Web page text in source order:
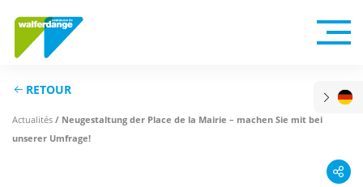
RETOUR
Actualités / Neugestaltung der Place de la Mairie – machen Sie mit bei
unserer Umfrage!